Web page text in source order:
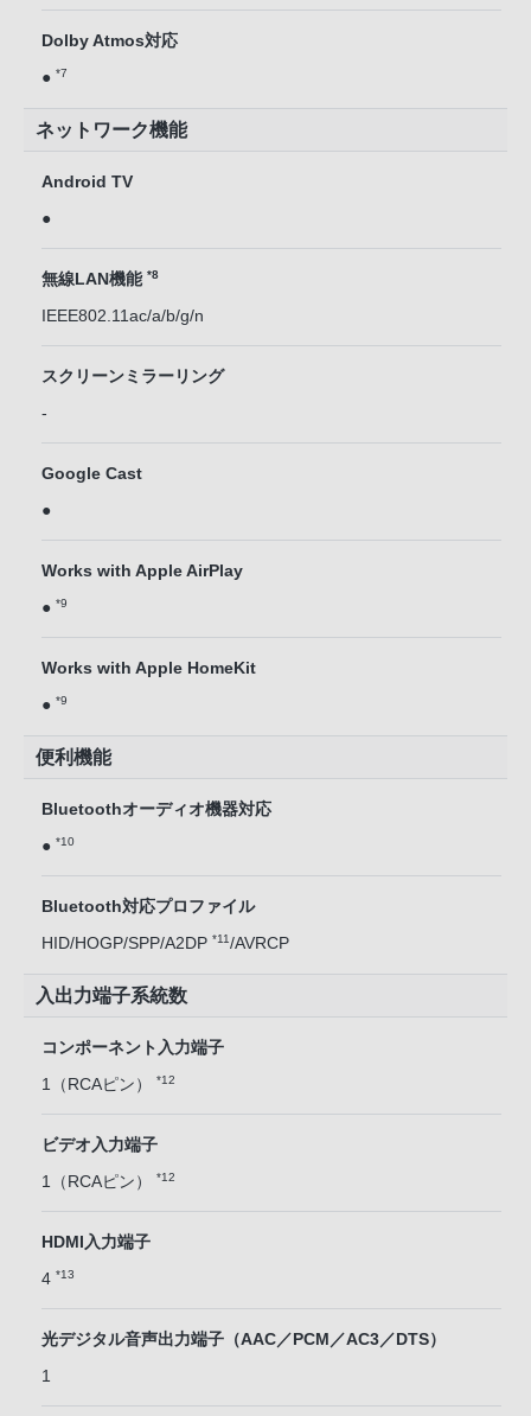
Dolby Atmos対応
● *7
ネットワーク機能
Android TV
●
無線LAN機能 *8
IEEE802.11ac/a/b/g/n
スクリーンミラーリング
-
Google Cast
●
Works with Apple AirPlay
● *9
Works with Apple HomeKit
● *9
便利機能
Bluetoothオーディオ機器対応
● *10
Bluetooth対応プロファイル
HID/HOGP/SPP/A2DP *11/AVRCP
入出力端子系統数
コンポーネント入力端子
1（RCAピン） *12
ビデオ入力端子
1（RCAピン） *12
HDMI入力端子
4 *13
光デジタル音声出力端子（AAC／PCM／AC3／DTS）
1